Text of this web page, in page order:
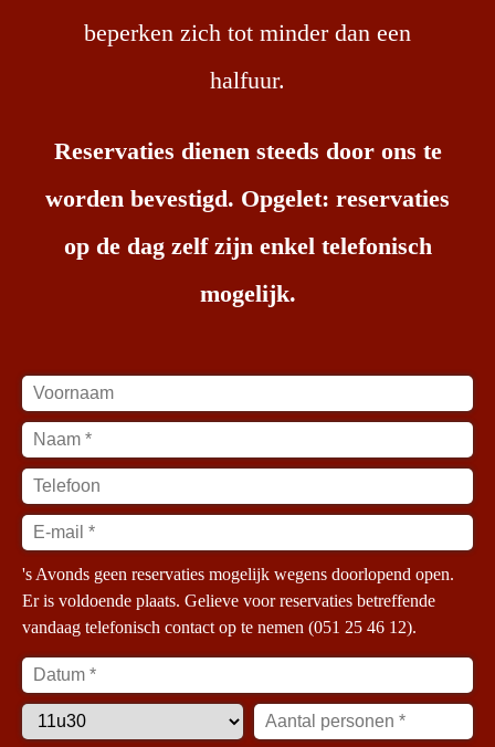
beperken zich tot minder dan een
halfuur.
Reservaties dienen steeds door ons te
worden bevestigd. Opgelet: reservaties
op de dag zelf zijn enkel telefonisch
mogelijk.
's Avonds geen reservaties mogelijk wegens doorlopend open.
Er is voldoende plaats. Gelieve voor reservaties betreffende
vandaag telefonisch contact op te nemen (051 25 46 12).